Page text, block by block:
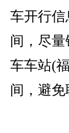
车开行
间，尽
车车站(
间，避免